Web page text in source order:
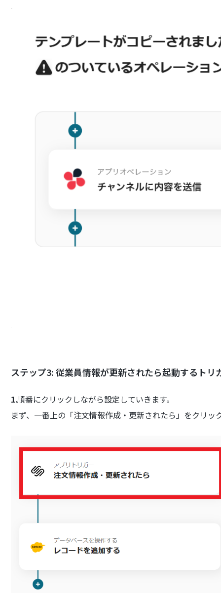
ステップ3: 従業員情報が更新されたら起動するトリ
1.順番にクリックしながら設定していきます。
まず、一番上の「注文情報作成・更新されたら」をクリッ